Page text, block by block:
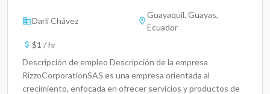
Darli Chávez
Guayaquil, Guayas,
Ecuador
$1 / hr
Descripción de empleo Descripción de la empresa
RizzoCorporationSAS es una empresa orientada al
crecimiento, enfocada en ofrecer servicios y productos de